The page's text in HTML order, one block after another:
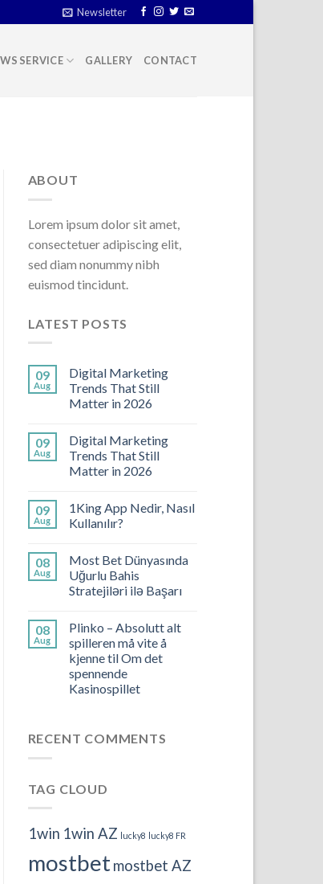
Newsletter
SERVICE GALLERY CONTACT
ABOUT
Lorem ipsum dolor sit amet,
consectetuer adipiscing elit,
sed diam nonummy nibh
euismod tincidunt.
LATEST POSTS
09
Aug
Digital Marketing
Trends That Still
Matter in 2026
09
Aug
Digital Marketing
Trends That Still
Matter in 2026
09
Aug
1King App Nedir, Nasıl
Kullanılır?
08
Aug
Most Bet Dünyasında
Uğurlu Bahis
Stratejiləri ilə Başarı
08
Aug
Plinko – Absolutt alt
spilleren må vite å
kjenne til Om det
spennende
Kasinospillet
RECENT COMMENTS
TAG CLOUD
1win 1win AZ lucky8 lucky8 FR
mostbet mostbet AZ